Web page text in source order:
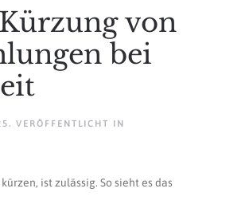
von
bei
. VERÖFFENTLICHT IN
ist zulässig. So sieht es das